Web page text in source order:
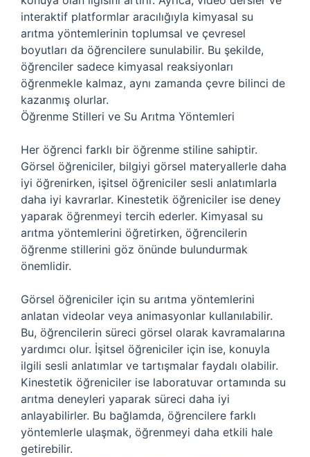
interaktif platformlar aracılığıyla kimyasal su
arıtma yöntemlerinin toplumsal ve çevresel
boyutları da öğrencilere sunulabilir. Bu şekilde,
öğrenciler sadece kimyasal reaksiyonları
öğrenmekle kalmaz, aynı zamanda çevre bilinci de
kazanmış olurlar.
Öğrenme Stilleri ve Su Arıtma Yöntemleri
Her öğrenci farklı bir öğrenme stiline sahiptir.
Görsel öğreniciler, bilgiyi görsel materyallerle daha
iyi öğrenirken, işitsel öğreniciler sesli anlatımlarla
daha iyi kavrarlar. Kinestetik öğreniciler ise deney
yaparak öğrenmeyi tercih ederler. Kimyasal su
arıtma yöntemlerini öğretirken, öğrencilerin
öğrenme stillerini göz önünde bulundurmak
önemlidir.
Görsel öğreniciler için su arıtma yöntemlerini
anlatan videolar veya animasyonlar kullanılabilir.
Bu, öğrencilerin süreci görsel olarak kavramalarına
yardımcı olur. İşitsel öğreniciler için ise, konuyla
ilgili sesli anlatımlar ve tartışmalar faydalı olabilir.
Kinestetik öğreniciler ise laboratuvar ortamında su
arıtma deneyleri yaparak süreci daha iyi
anlayabilirler. Bu bağlamda, öğrencilere farklı
yöntemlerle ulaşmak, öğrenmeyi daha etkili hale
getirebilir.